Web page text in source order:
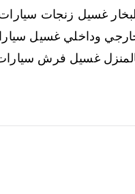
غسيل زنجات
وداخلي غسيل
بالمنزل غسيل فرش